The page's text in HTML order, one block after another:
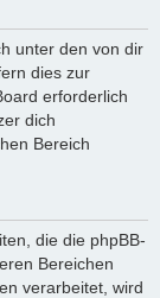
unter den von dir
dies zur
erforderlich
dich
Bereich
die die phpBB-
Bereichen
verarbeitet, wird